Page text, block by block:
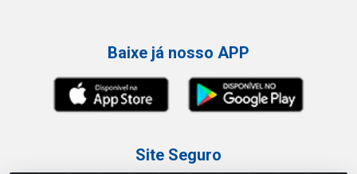
Baixe já nosso APP
Site Seguro